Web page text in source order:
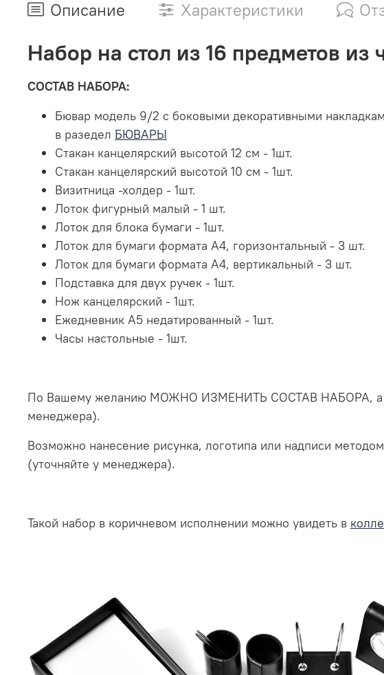
Описание Характеристики
Набор на стол из 16 предметов
СОСТАВ НАБОРА:
Бювар модель 9/2 с боковыми декоративными
в разедел БЮВАРЫ
Стакан канцелярский высотой 12 см - 1шт.
Стакан канцелярский высотой 10 см - 1шт.
Визитница -холдер - 1шт.
Лоток фигурный малый - 1 шт.
Лоток для блока бумаги - 1шт.
Лоток для бумаги формата А4, горизонтальный - 3 шт.
Лоток для бумаги формата А4, вертикальный - 3 шт.
Подставка для двух ручек - 1шт.
Нож канцелярский - 1шт.
Ежедневник А5 недатированный - 1шт.
Часы настольные - 1шт.
По Вашему желанию МОЖНО ИЗМЕНИТЬ СОСТАВ НАБОРА, а
менеджера).
Возможно нанесение рисунка, логотипа или надписи
(уточняйте у менеджера).
Такой набор в коричневом исполнении можно увидеть в